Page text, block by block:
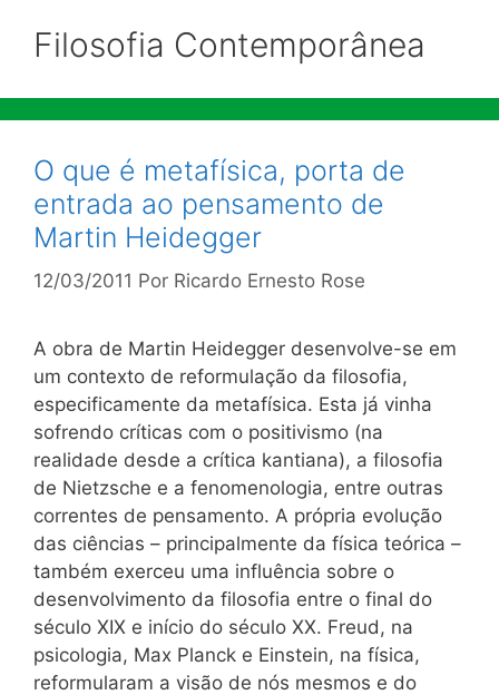
Filosofia Contemporânea
O que é metafísica, porta de
entrada ao pensamento de
Martin Heidegger
12/03/2011 Por Ricardo Ernesto Rose
A obra de Martin Heidegger desenvolve-se em
um contexto de reformulação da filosofia,
especificamente da metafísica. Esta já vinha
sofrendo críticas com o positivismo (na
realidade desde a crítica kantiana), a filosofia
de Nietzsche e a fenomenologia, entre outras
correntes de pensamento. A própria evolução
das ciências – principalmente da física teórica –
também exerceu uma influência sobre o
desenvolvimento da filosofia entre o final do
século XIX e início do século XX. Freud, na
psicologia, Max Planck e Einstein, na física,
reformularam a visão de nós mesmos e do